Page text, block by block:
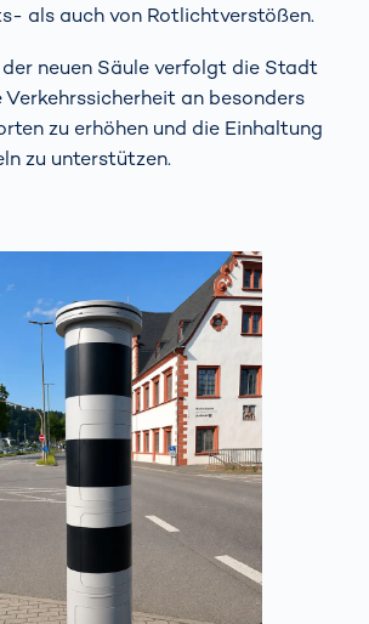
als auch von Rotlichtverstößen.
neuen Säule verfolgt die Stadt
Verkehrssicherheit an besonders
zu erhöhen und die Einhaltung
zu unterstützen.